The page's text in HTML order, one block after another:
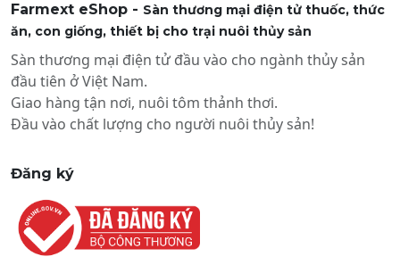
Farmext eShop - Sàn thương mại điện tử thuốc, thức
ăn, con giống, thiết bị cho trại nuôi thủy sản
Sàn thương mại điện tử đầu vào cho ngành thủy sản
đầu tiên ở Việt Nam.
Giao hàng tận nơi, nuôi tôm thảnh thơi.
Đầu vào chất lượng cho người nuôi thủy sản!
Đăng ký